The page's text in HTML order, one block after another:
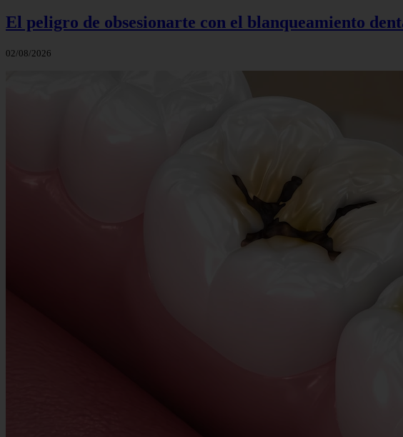
El peligro de obsesionarte con el blanqueamiento
02/08/2026